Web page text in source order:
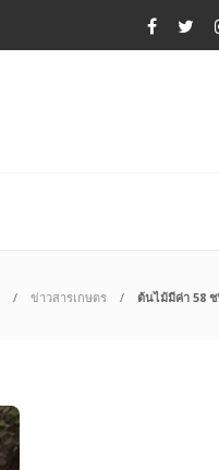
ข่าวสารเกษตร ต้นไม้มีค่า 58